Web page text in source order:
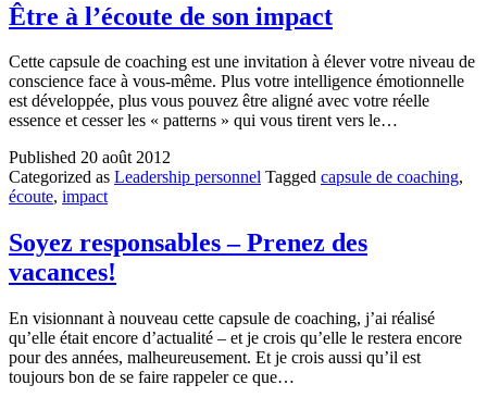
Être à l’écoute de son impact
Cette capsule de coaching est une invitation à élever votre niveau de
conscience face à vous-même. Plus votre intelligence émotionnelle
est développée, plus vous pouvez être aligné avec votre réelle
essence et cesser les « patterns » qui vous tirent vers le…
Published 20 août 2012
Categorized as Leadership personnel Tagged capsule de coaching,
écoute, impact
Soyez responsables – Prenez des
vacances!
En visionnant à nouveau cette capsule de coaching, j’ai réalisé
qu’elle était encore d’actualité – et je crois qu’elle le restera encore
pour des années, malheureusement. Et je crois aussi qu’il est
toujours bon de se faire rappeler ce que…